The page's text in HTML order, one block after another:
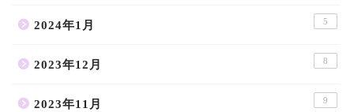
2024年1月 5
2023年12月 8
2023年11月 9